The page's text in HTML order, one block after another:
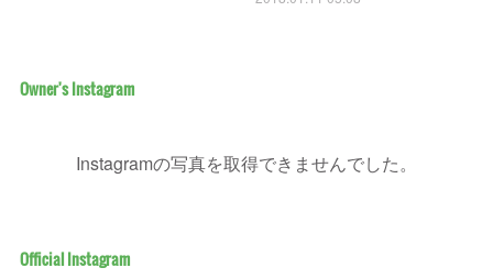
Owner's Instagram
Instagramの写真を取得できませんでした。
Official Instagram